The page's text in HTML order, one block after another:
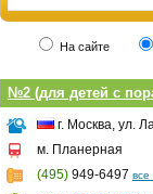
На сайте
№2 (для детей с
г. Москва, ул.
м. Планерная
(495) 949-6497